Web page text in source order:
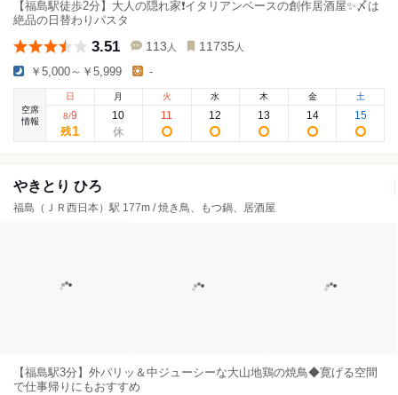
【福島駅徒歩2分】大人の隠れ家❗️イタリアンベースの創作居酒屋✨〆は
絶品の日替わりパスタ
3.51 113 人 11735 人
￥5,000～￥5,999 -
空席
情報
日
8/9
残1
月
10
火
11
水
12
木
13
金
14
土
15
やきとり ひろ
福島（ＪＲ西日本）駅 177m / 焼き鳥、もつ鍋、居酒屋
【福島駅3分】外パリッ＆中ジューシーな大山地鶏の焼鳥◆寛げる空間
で仕事帰りにもおすすめ